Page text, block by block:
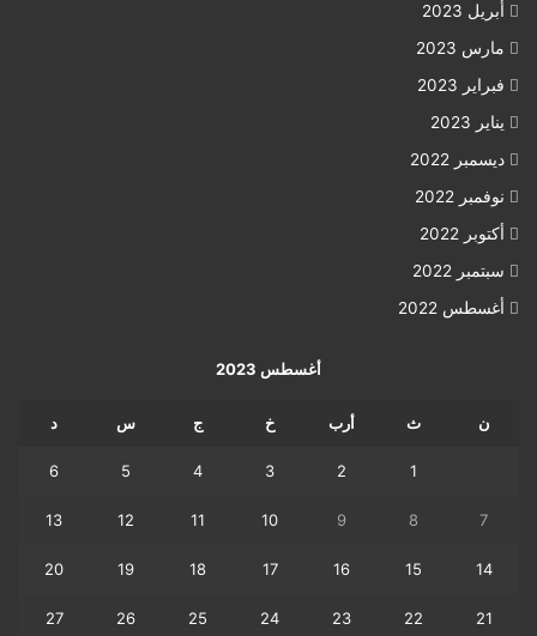
أبريل 2023
مارس 2023
فبراير 2023
يناير 2023
ديسمبر 2022
نوفمبر 2022
أكتوبر 2022
سبتمبر 2022
أغسطس 2022
أغسطس 2023
ن ث أرب خ ج س د
1
2
3
4
5
6
7
8
9
10
11
12
13
14
15
16
17
18
19
20
21
22
23
24
25
26
27